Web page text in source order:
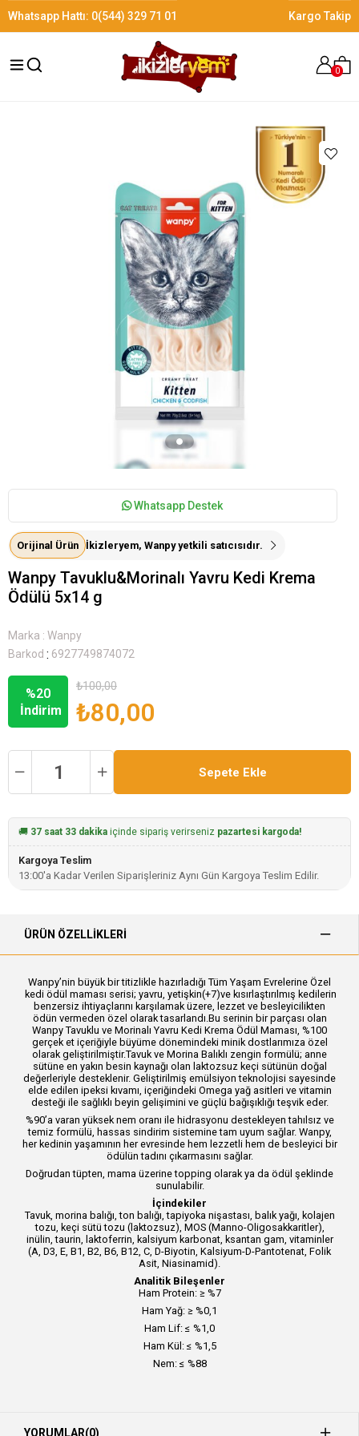
Whatsapp Hattı: 0(544) 329 71 01 Kargo Takip
0
Whatsapp Destek
Orijinal Ürün İkizleryem, Wanpy yetkili satıcısıdır.
Wanpy Tavuklu&Morinalı Yavru Kedi Krema
Ödülü 5x14 g
Marka : Wanpy
Barkod : 6927749874072
%20
İndirim
₺100,00
₺80,00
🚚 37 saat 33 dakika içinde sipariş verirseniz pazartesi kargoda!
Kargoya Teslim
13:00'a Kadar Verilen Siparişleriniz Aynı Gün Kargoya Teslim Edilir.
ÜRÜN ÖZELLIKLERI
Wanpy’nin büyük bir titizlikle hazırladığı Tüm Yaşam Evrelerine Özel
kedi ödül maması serisi; yavru, yetişkin(+7)ve kısırlaştırılmış kedilerin
benzersiz ihtiyaçlarını karşılamak üzere, lezzet ve besleyicilikten
ödün vermeden özel olarak tasarlandı.Bu serinin bir parçası olan
Wanpy Tavuklu ve Morinalı Yavru Kedi Krema Ödül Maması, %100
gerçek et içeriğiyle büyüme dönemindeki minik dostlarımıza özel
olarak geliştirilmiştir.Tavuk ve Morina Balıklı zengin formülü; anne
sütüne en yakın besin kaynağı olan laktozsuz keçi sütünün doğal
değerleriyle desteklenir. Geliştirilmiş emülsiyon teknolojisi sayesinde
elde edilen ipeksi kıvamı, içeriğindeki Omega yağ asitleri ve vitamin
desteği ile sağlıklı beyin gelişimini ve güçlü bağışıklığı teşvik eder.
%90’a varan yüksek nem oranı ile hidrasyonu destekleyen tahılsız ve
temiz formülü, hassas sindirim sistemine tam uyum sağlar. Wanpy,
her kedinin yaşamının her evresinde hem lezzetli hem de besleyici bir
ödülün tadını çıkarmasını sağlar.
Doğrudan tüpten, mama üzerine topping olarak ya da ödül şeklinde
sunulabilir.
İçindekiler
Tavuk, morina balığı, ton balığı, tapiyoka nişastası, balık yağı, kolajen
tozu, keçi sütü tozu (laktozsuz), MOS (Manno-Oligosakkaritler),
inülin, taurin, laktoferrin, kalsiyum karbonat, ksantan gam, vitaminler
(A, D3, E, B1, B2, B6, B12, C, D-Biyotin, Kalsiyum-D-Pantotenat, Folik
Asit, Niasinamid).
Analitik Bileşenler
Ham Protein: ≥ %7
Ham Yağ: ≥ %0,1
Ham Lif: ≤ %1,0
Ham Kül: ≤ %1,5
Nem: ≤ %88
YORUMLAR(0)